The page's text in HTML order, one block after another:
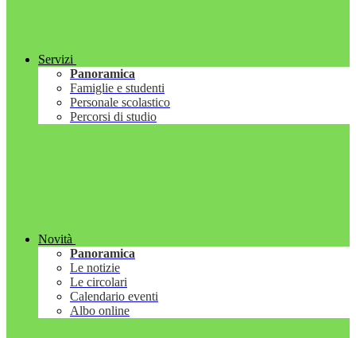
Servizi
Panoramica
Famiglie e studenti
Personale scolastico
Percorsi di studio
Novità
Panoramica
Le notizie
Le circolari
Calendario eventi
Albo online